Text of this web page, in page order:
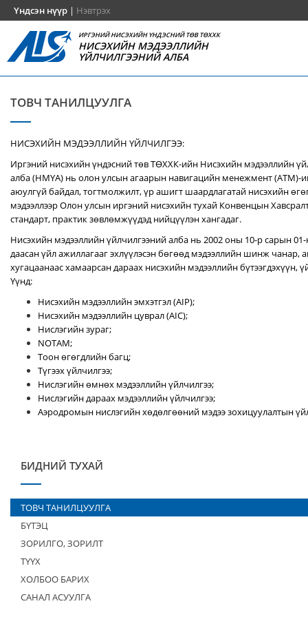
Үндсэн нүүр | Нэвтрэх
ИРГЭНИЙ НИСЭХИЙН ҮНДЭСНИЙ ТӨВ ТӨХХК
НИСЭХИЙН МЭДЭЭЛЛИЙН
ҮЙЛЧИЛГЭЭНИЙ АЛБА
ТОВЧ ТАНИЛЦУУЛГА
НИСЭХИЙН МЭДЭЭЛЛИЙН ҮЙЛЧИЛГЭЭ:
Иргэний нисэхийн үндэсний төв ТӨХХК-ийн Нисэхийн мэдээллийн
алба (НМҮА) нь олон улсын агаарын навигацийн менежмент (ATM)-
аюулгүй байдал, тогтмолжилт, үр ашигт шаардлагатай нисэхийн
мэдээллээр Олон улсын иргэний нисэхийн тухай Конвенцын
стандарт, практик зөвлөмжүүдэд нийцүүлэн хангадаг.
Нисэхийн мэдээллийн үйлчилгээний алба нь 2002 оны 10-р сарын
даасан үйл ажиллагааг эхлүүлэсэн бөгөөд мэдээллийн шинж чанар,
хугацаанаас хамаарсан дараах нисэхийн мэдээллийн бүтээгдэхүүн,
Үүнд:
Нисэхийн мэдээллийн эмхэтгэл (AIP);
Нисэхийн мэдээллийн цуврал (AIC);
Нислэгийн зураг;
NOTAM;
Тоон өгөгдлийн багц;
Түгээх үйлчилгээ;
Нислэгийн өмнөх мэдээллийн үйлчилгээ;
Нислэгийн дараах мэдээллийн үйлчилгээ;
Аэродромын нислэгийн хөдөлгөөний мэдээ зохицуулалтын
БИДНИЙ ТУХАЙ
ТОВЧ ТАНИЛЦУУЛГА
БҮТЭЦ
ЗОРИЛГО, ЗОРИЛТ
ТҮҮХ
ХОЛБОО БАРИХ
САНАЛ АСУУЛГА